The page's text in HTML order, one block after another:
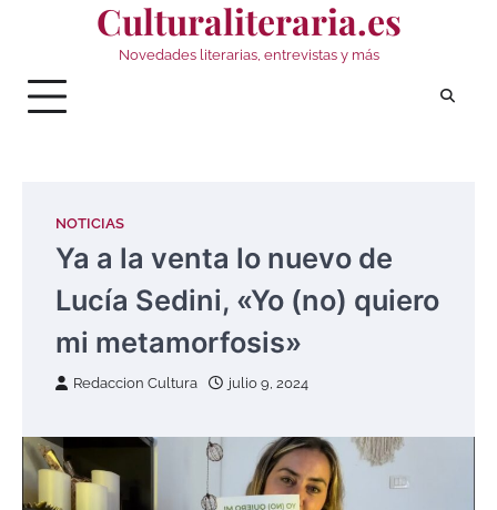
Culturaliteraria.es
Novedades literarias, entrevistas y más
NOTICIAS
Ya a la venta lo nuevo de
Lucía Sedini, «Yo (no) quiero
mi metamorfosis»
Redaccion Cultura julio 9, 2024